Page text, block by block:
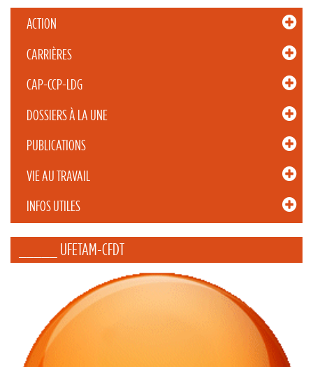
ACTION
CARRIÈRES
CAP-CCP-LDG
DOSSIERS À LA UNE
PUBLICATIONS
VIE AU TRAVAIL
INFOS UTILES
_____ UFETAM-CFDT